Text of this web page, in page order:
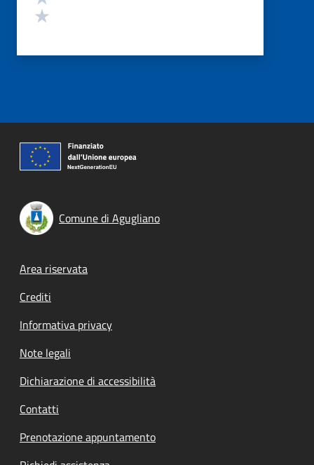
Comune di Agugliano
Footer menu
Area riservata
Crediti
Informativa privacy
Note legali
Dichiarazione di accessibilità
Contatti
Prenotazione appuntamento